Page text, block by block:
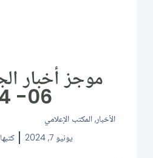
06- 24.
الأخبار, المكتب الإعلامي
يونيو 7, 2024
كتبها